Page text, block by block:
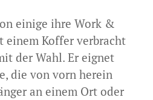
einige ihre Work &
einem Koffer verbracht
der Wahl. Er eignet
die von vorn herein
an einem Ort oder